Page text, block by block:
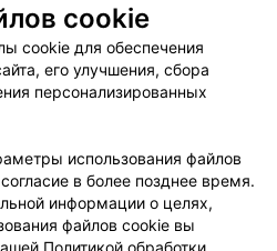
отзыв. Подробнее обусловиях
данныхимеханизме реализации
cookie
cookie для обеспечения
его улучшения, сбора
персонализированных
использования файлов
в более позднее время.
информации о целях,
файлов cookie вы
Политикой обработки